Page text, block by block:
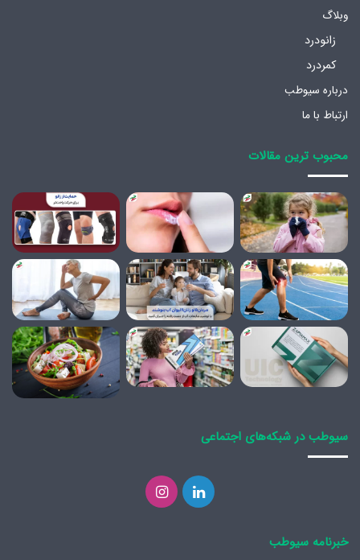
وبلاگ
زانودرد
کمردرد
درباره سیوطب
ارتباط با ما
محبوب ترین مقالات
سیوطب در شبکه‌های اجتماعی
لینکدیناینستاگرام
خبرنامه سیوطب